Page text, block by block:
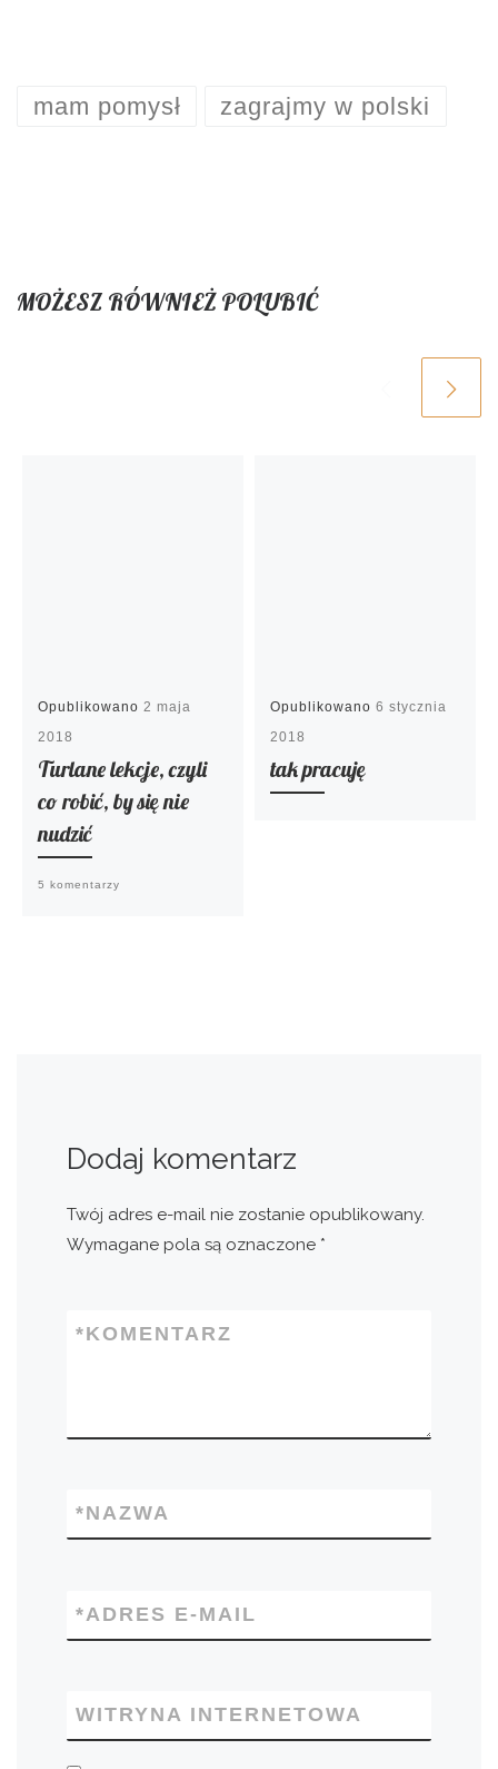
mam pomysł zagrajmy w polski
MOŻESZ RÓWNIEŻ POLUBIĆ
Opublikowano 2 maja
2018
Turlane lekcje, czyli
co robić, by się nie
nudzić
5 komentarzy
Opublikowano6 stycznia
2018
tak pracuję
Dodaj komentarz
Twój adres e-mail nie zostanie opublikowany.
Wymagane pola są oznaczone *
KOMENTARZ
*
NAZWA
*
ADRES E-MAIL
*
WITRYNA INTERNETOWA